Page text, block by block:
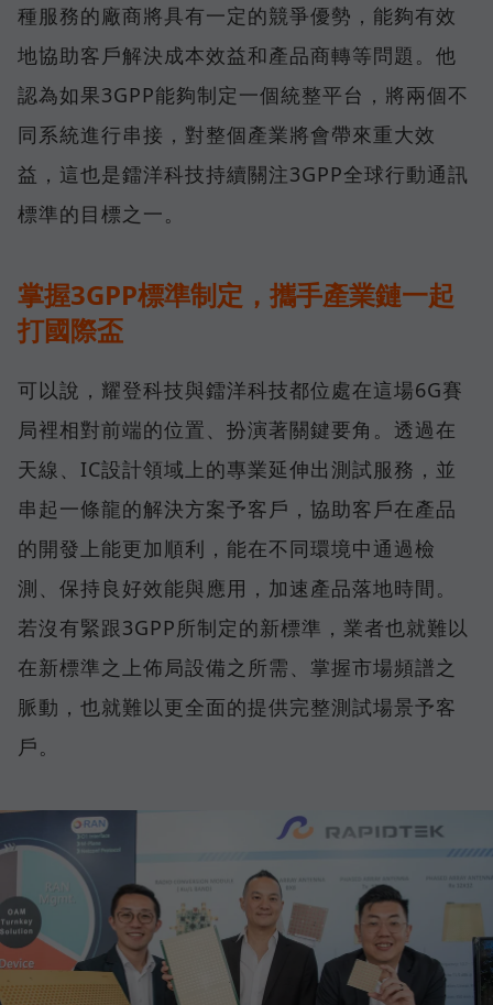
種服務的廠商將具有一定的競爭優勢，能夠有效
地協助客戶解決成本效益和產品商轉等問題。他
認為如果3GPP能夠制定一個統整平台，將兩個不
同系統進行串接，對整個產業將會帶來重大效
益，這也是鐳洋科技持續關注3GPP全球行動通訊
標準的目標之一。
掌握3GPP標準制定，攜手產業鏈一起
打國際盃
可以說，耀登科技與鐳洋科技都位處在這場6G賽
局裡相對前端的位置、扮演著關鍵要角。透過在
天線、IC設計領域上的專業延伸出測試服務，並
串起一條龍的解決方案予客戶，協助客戶在產品
的開發上能更加順利，能在不同環境中通過檢
測、保持良好效能與應用，加速產品落地時間。
若沒有緊跟3GPP所制定的新標準，業者也就難以
在新標準之上佈局設備之所需、掌握市場頻譜之
脈動，也就難以更全面的提供完整測試場景予客
戶。